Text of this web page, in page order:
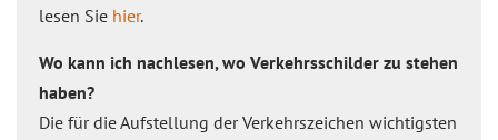
lesen Sie hier.
Wo kann ich nachlesen, wo Verkehrsschilder zu stehen
haben?
Die für die Aufstellung der Verkehrszeichen wichtigsten